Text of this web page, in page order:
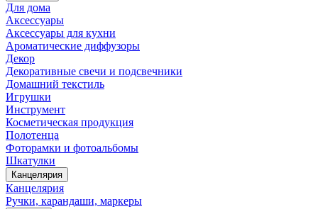
Для дома
Аксессуары
Аксессуары для кухни
Ароматические диффузоры
Декор
Декоративные свечи и подсвечники
Домашний текстиль
Игрушки
Инструмент
Косметическая продукция
Полотенца
Фоторамки и фотоальбомы
Шкатулки
Канцелярия
Канцелярия
Ручки, карандаши, маркеры